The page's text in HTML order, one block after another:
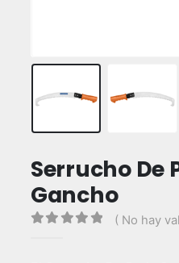
Serrucho De
Gancho
( No hay